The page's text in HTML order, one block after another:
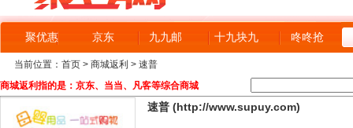
聚优惠 京东 九九邮 十九块九 咚咚抢
当前位置： 首页> 商城返利 > 速普
商城返利指的是：京东、当当、凡客等综合商城
速普 (http://www.supuy.com)